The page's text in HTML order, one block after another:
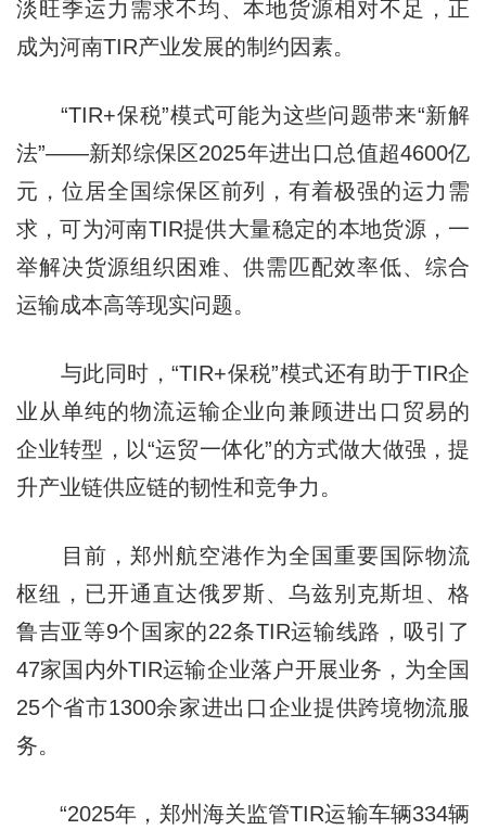
淡旺季运力需求不均、本地货源相对不足，正
成为河南TIR产业发展的制约因素。
“TIR+保税”模式可能为这些问题带来“新解
法”——新郑综保区2025年进出口总值超4600亿
元，位居全国综保区前列，有着极强的运力需
求，可为河南TIR提供大量稳定的本地货源，一
举解决货源组织困难、供需匹配效率低、综合
运输成本高等现实问题。
与此同时，“TIR+保税”模式还有助于TIR企
业从单纯的物流运输企业向兼顾进出口贸易的
企业转型，以“运贸一体化”的方式做大做强，提
升产业链供应链的韧性和竞争力。
目前，郑州航空港作为全国重要国际物流
枢纽，已开通直达俄罗斯、乌兹别克斯坦、格
鲁吉亚等9个国家的22条TIR运输线路，吸引了
47家国内外TIR运输企业落户开展业务，为全国
25个省市1300余家进出口企业提供跨境物流服
务。
“2025年，郑州海关监管TIR运输车辆334辆